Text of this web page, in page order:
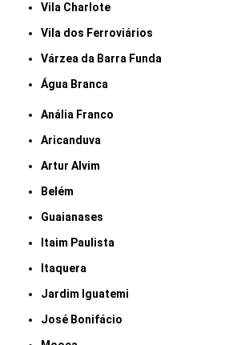
Vila Charlote
Vila dos Ferroviários
Várzea da Barra Funda
Água Branca
Anália Franco
Aricanduva
Artur Alvim
Belém
Guaianases
Itaim Paulista
Itaquera
Jardim Iguatemi
José Bonifácio